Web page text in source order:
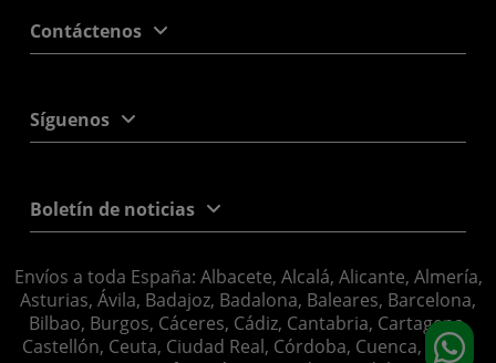
Contáctenos
Síguenos
Boletín de noticias
Envíos a toda España: Albacete, Alcalá, Alicante, Almería,
Asturias, Ávila, Badajoz, Badalona, Baleares, Barcelona,
Bilbao, Burgos, Cáceres, Cádiz, Cantabria, Cartagena,
Castellón, Ceuta, Ciudad Real, Córdoba, Cuenca, Elche,